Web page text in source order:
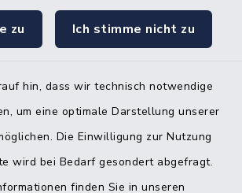
zu Ich stimme nicht zu
hin, dass wir technisch notwendige
um eine optimale Darstellung unserer
Die Einwilligung zur Nutzung
wird bei Bedarf gesondert abgefragt.
finden Sie in unseren
14, 24634